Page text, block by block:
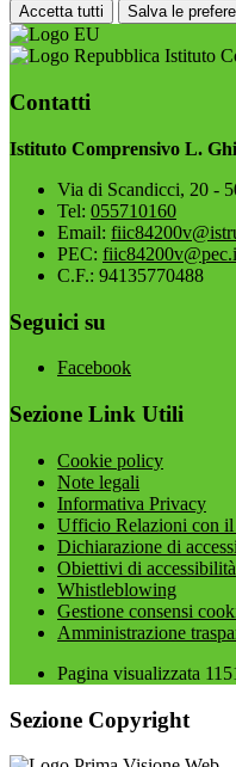
Accetta tutti Salva le
Istituto
Contatti
Istituto Comprensivo L.
Via di Scandicci, 20 -
Tel: 055710160
Email:
PEC:
C.F.: 94135770488
Seguici su
Facebook
Sezione Link Utili
Cookie policy
Note legali
Informativa Privacy
Ufficio Relazioni con
Dichiarazione di
Obiettivi di accessibilità
Whistleblowing
Gestione consensi
Amministrazione
Pagina visualizzata
Sezione Copyright